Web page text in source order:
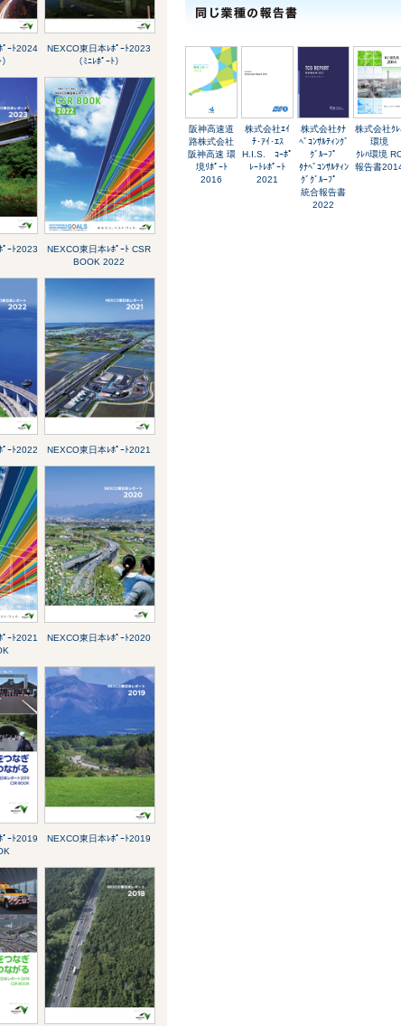
ﾟｰﾄ2024
NEXCO東日本ﾚﾎﾟｰﾄ2023
（ﾐﾆﾚﾎﾟｰﾄ）
ﾟｰﾄ2023
NEXCO東日本ﾚﾎﾟｰﾄ CSR
BOOK 2022
ﾟｰﾄ2022 NEXCO東日本ﾚﾎﾟｰﾄ2021
ｰﾄ2021
NEXCO東日本ﾚﾎﾟｰﾄ2020
ﾟｰﾄ2019
NEXCO東日本ﾚﾎﾟｰﾄ2019
阪神高速道
路株式会社
阪神高速 環
境ﾘﾎﾟｰﾄ
2016
株式会社ｴｲ
ﾁ･ｱｲ･ｴｽ
H.I.S. ｺｰﾎﾟ
ﾚｰﾄﾚﾎﾟｰﾄ
2021
株式会社ﾀﾅ
ﾍﾞｺﾝｻﾙﾃｨﾝｸﾞ
ｸﾞﾙｰﾌﾟ
ﾀﾅﾍﾞｺﾝｻﾙﾃｨﾝ
ｸﾞｸﾞﾙｰﾌﾟ
統合報告書
2022
株式会社ｸﾚ
環境
ｸﾚﾊ環境
報告書